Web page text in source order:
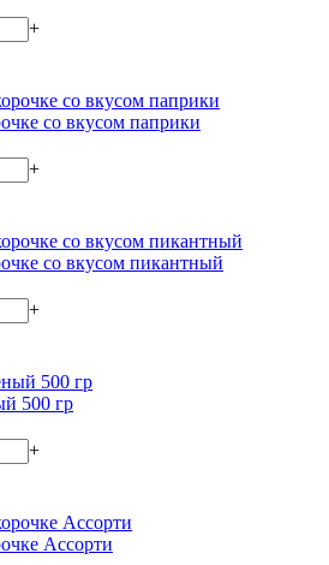
+
со вкусом паприки
+
со вкусом пикантный
+
500 гр
+
Ассорти